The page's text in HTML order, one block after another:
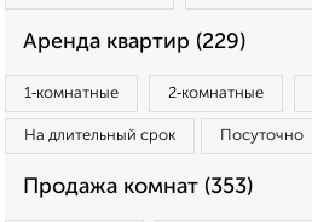
Аренда квартир (229)
1‑комнатные 2‑комнатные
На длительный срок Посуточно
Продажа комнат (353)